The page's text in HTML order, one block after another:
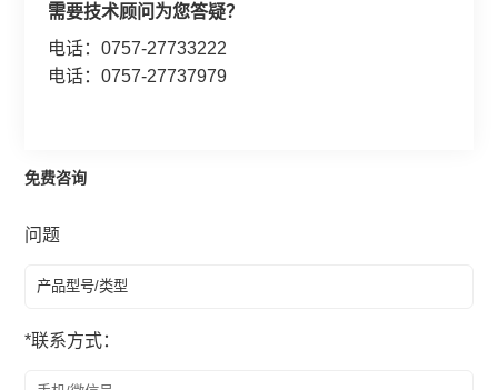
需要技术顾问为您答疑？
电话：0757-27733222
电话：0757-27737979
免费咨询
问题
*联系方式：